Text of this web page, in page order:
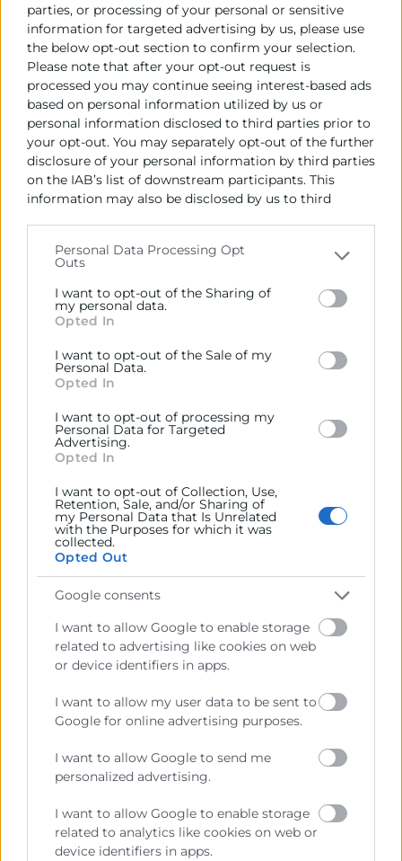
parties, or processing of your personal or sensitive
information for targeted advertising by us, please use
the below opt-out section to confirm your selection.
Please note that after your opt-out request is
processed you may continue seeing interest-based ads
based on personal information utilized by us or
personal information disclosed to third parties prior to
your opt-out. You may separately opt-out of the further
disclosure of your personal information by third parties
on the IAB’s list of downstream participants. This
information may also be disclosed by us to third
Please note that this website/app uses one or more
Google services and may gather and store information
including but not limited to your visit or usage
behaviour. You may click to grant or deny consent to
below specified purposes in below Google consent
section.
Personal Data Processing Opt
Outs
I want to opt-out of the Sharing of
my personal data.
Opted In
I want to opt-out of the Sale of my
Personal Data.
Opted In
I want to opt-out of processing my
Personal Data for Targeted
Advertising.
Opted In
I want to opt-out of Collection, Use,
Retention, Sale, and/or Sharing of
my Personal Data that Is Unrelated
with the Purposes for which it was
collected.
Opted Out
Google consents
I want to allow Google to enable storage
related to advertising like cookies on web
or device identifiers in apps.
I want to allow my user data to be sent to
Google for online advertising purposes.
I want to allow Google to send me
personalized advertising.
I want to allow Google to enable storage
related to analytics like cookies on web or
device identifiers in apps.
Contacto
Alberto Rodrigo
albertorodrigo@camaravalencia.com
He leído y acepto laPolítica de Privacidad